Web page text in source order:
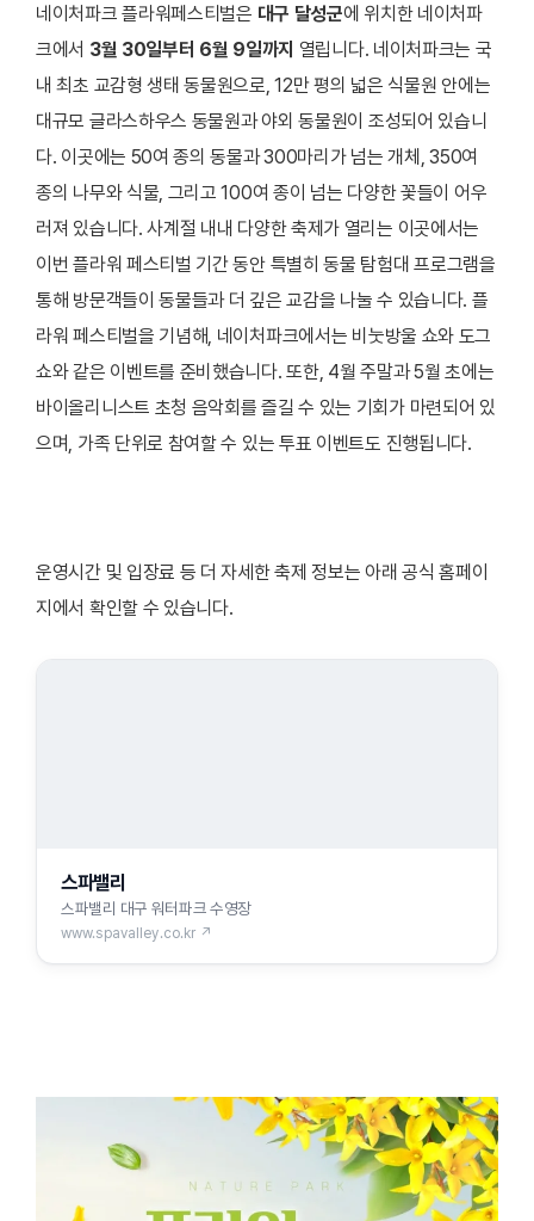
네이처파크 플라워페스티벌은 대구 달성군에 위치한 네이처파
크에서 3월 30일부터 6월 9일까지 열립니다. 네이처파크는 국
내 최초 교감형 생태 동물원으로, 12만 평의 넓은 식물원 안에는
대규모 글라스하우스 동물원과 야외 동물원이 조성되어 있습니
다. 이곳에는 50여 종의 동물과 300마리가 넘는 개체, 350여
종의 나무와 식물, 그리고 100여 종이 넘는 다양한 꽃들이 어우
러져 있습니다. 사계절 내내 다양한 축제가 열리는 이곳에서는
이번 플라워 페스티벌 기간 동안 특별히 동물 탐험대 프로그램을
통해 방문객들이 동물들과 더 깊은 교감을 나눌 수 있습니다. 플
라워 페스티벌을 기념해, 네이처파크에서는 비눗방울 쇼와 도그
쇼와 같은 이벤트를 준비했습니다. 또한, 4월 주말과 5월 초에는
바이올리니스트 초청 음악회를 즐길 수 있는 기회가 마련되어 있
으며, 가족 단위로 참여할 수 있는 투표 이벤트도 진행됩니다.
운영시간 및 입장료 등 더 자세한 축제 정보는 아래 공식 홈페이
지에서 확인할 수 있습니다.
스파밸리
스파밸리 대구 워터파크 수영장
www.spavalley.co.kr ↗